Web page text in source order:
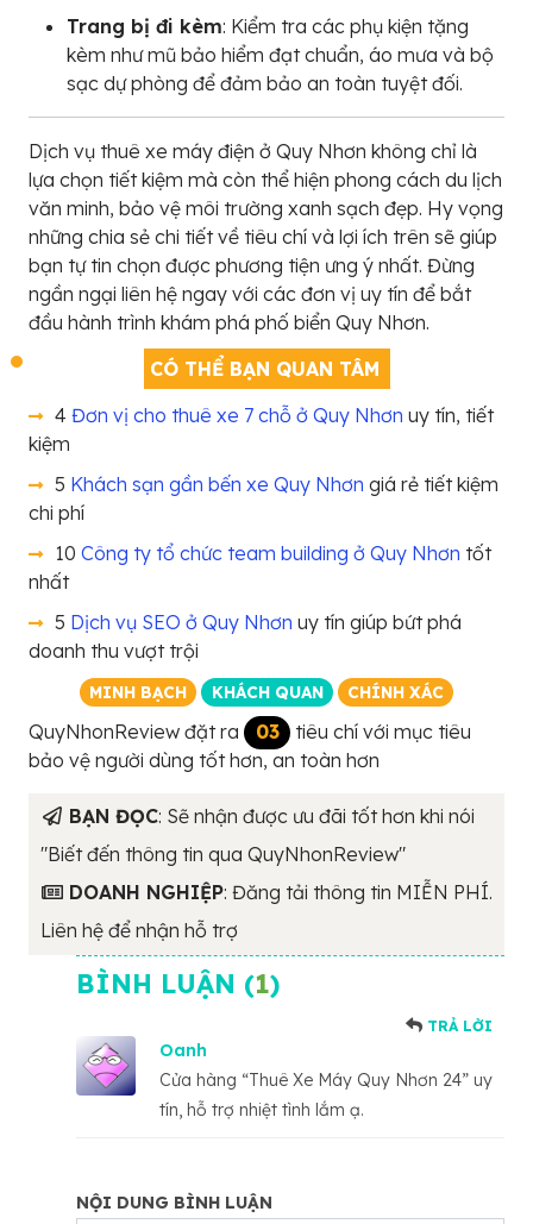
Trang bị đi kèm: Kiểm tra các phụ kiện tặng
kèm như mũ bảo hiểm đạt chuẩn, áo mưa và bộ
sạc dự phòng để đảm bảo an toàn tuyệt đối.
Dịch vụ thuê xe máy điện ở Quy Nhơn không chỉ là
lựa chọn tiết kiệm mà còn thể hiện phong cách du lịch
văn minh, bảo vệ môi trường xanh sạch đẹp. Hy vọng
những chia sẻ chi tiết về tiêu chí và lợi ích trên sẽ giúp
bạn tự tin chọn được phương tiện ưng ý nhất. Đừng
ngần ngại liên hệ ngay với các đơn vị uy tín để bắt
đầu hành trình khám phá phố biển Quy Nhơn.
CÓ THỂ BẠN QUAN TÂM
4 Đơn vị cho thuê xe 7 chỗ ở Quy Nhơn uy tín, tiết
kiệm
5 Khách sạn gần bến xe Quy Nhơn giá rẻ tiết kiệm
chi phí
10 Công ty tổ chức team building ở Quy Nhơn tốt
nhất
5 Dịch vụ SEO ở Quy Nhơn uy tín giúp bứt phá
doanh thu vượt trội
MINH BẠCH KHÁCH QUAN CHÍNH XÁC
QuyNhonReview đặt ra 03
tiêu chí với mục tiêu
bảo vệ người dùng tốt hơn, an toàn hơn
BẠN ĐỌC: Sẽ nhận được ưu đãi tốt hơn khi nói
"Biết đến thông tin qua QuyNhonReview"
DOANH NGHIỆP: Đăng tải thông tin MIỄN PHÍ.
Liên hệ để nhận hỗ trợ
BÌNH LUẬN (1)
Oanh
TRẢ LỜI
Cửa hàng “Thuê Xe Máy Quy Nhơn 24” uy
tín, hỗ trợ nhiệt tình lắm ạ.
NỘI DUNG BÌNH LUẬN